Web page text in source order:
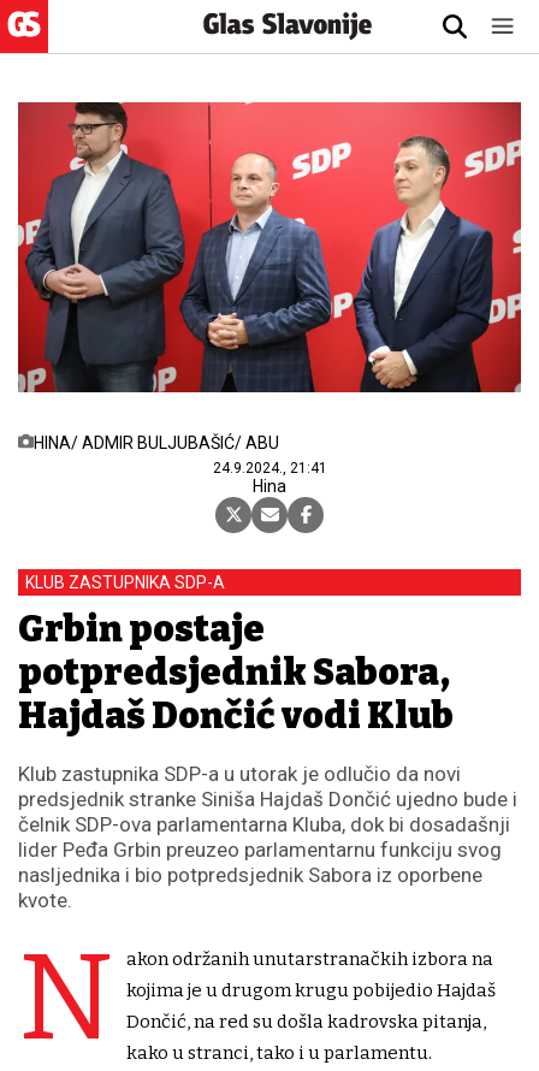
HINA/ ADMIR BULJUBAŠIĆ/ ABU
24.9.2024., 21:41
Hina
KLUB ZASTUPNIKA SDP-A
Grbin postaje
potpredsjednik Sabora,
Hajdaš Dončić vodi Klub
Klub zastupnika SDP-a u utorak je odlučio da novi
predsjednik stranke Siniša Hajdaš Dončić ujedno bude i
čelnik SDP-ova parlamentarna Kluba, dok bi dosadašnji
lider Peđa Grbin preuzeo parlamentarnu funkciju svog
nasljednika i bio potpredsjednik Sabora iz oporbene
kvote.
N
akon održanih unutarstranačkih izbora na
kojima je u drugom krugu pobijedio Hajdaš
Dončić, na red su došla kadrovska pitanja,
kako u stranci, tako i u parlamentu.